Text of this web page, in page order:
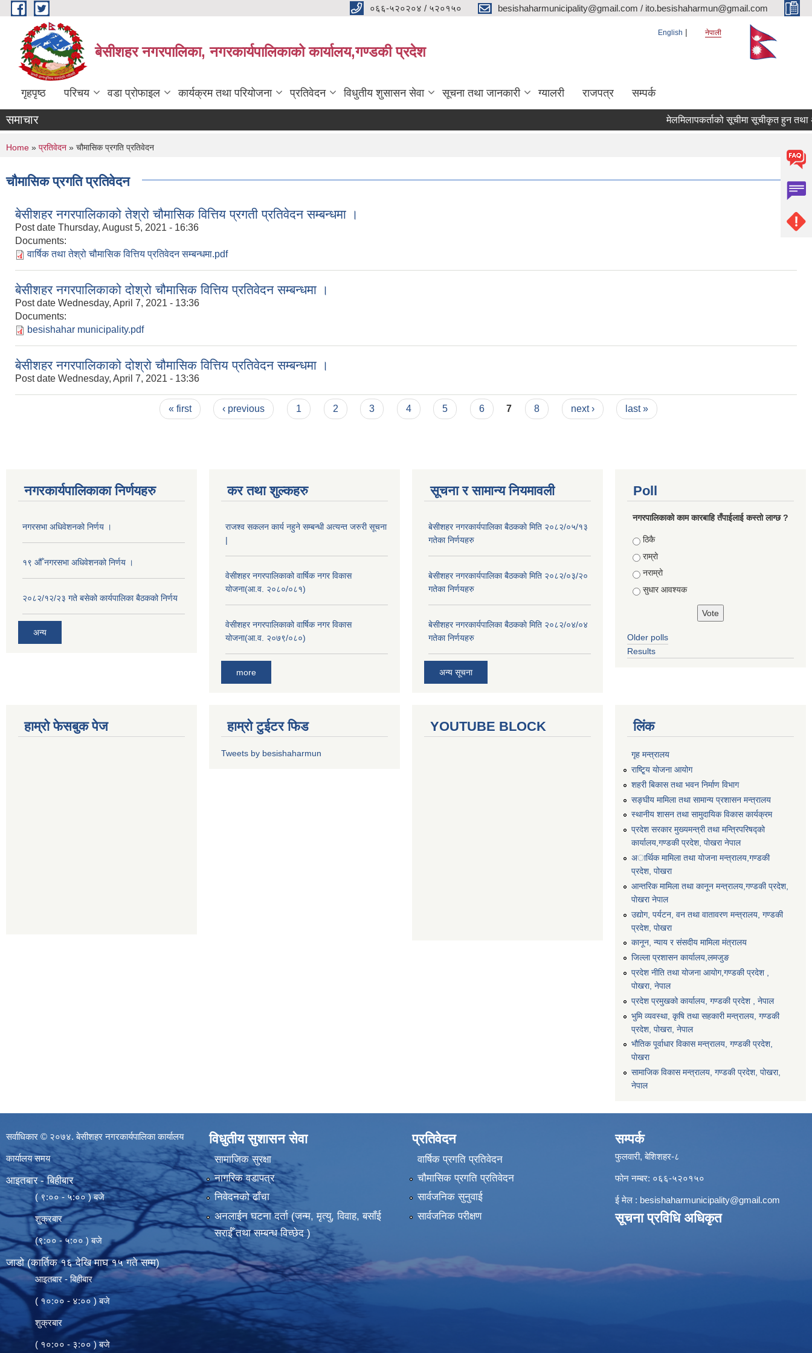
Skip to main content ०६६-५२०२०४ / ५२०१५० besishaharmunicipality@gmail.com / ito.besishaharmun@gmail.com
बेसीशहर नगरपालिका, नगरकार्यपालिकाको कार्यालय,गण्डकी प्रदेश
English नेपाली
गृहपृष्ठ परिचय वडा प्रोफाइल कार्यक्रम तथा परियोजना प्रतिवेदन विधुतीय शुसासन सेवा सूचना तथा जानकारी ग्यालरी राजपत्र सम्पर्क
समाचार मेलमिलापकर्ताको सूचीमा सूचीकृत हुन तथा
You are here
Home » प्रतिवेदन » चौमासिक प्रगति प्रतिवेदन
चौमासिक प्रगति प्रतिवेदन
बेसीशहर नगरपालिकाको तेश्रो चौमासिक वित्तिय प्रगती प्रतिवेदन सम्बन्धमा ।
Post date Thursday, August 5, 2021 - 16:36
Documents:
वार्षिक तथा तेश्रो चौमासिक वित्तिय प्रतिवेदन सम्बन्धमा.pdf
बेसीशहर नगरपालिकाको दोश्रो चौमासिक वित्तिय प्रतिवेदन सम्बन्धमा ।
Post date Wednesday, April 7, 2021 - 13:36
Documents:
besishahar municipality.pdf
बेसीशहर नगरपालिकाको दोश्रो चौमासिक वित्तिय प्रतिवेदन सम्बन्धमा ।
Post date Wednesday, April 7, 2021 - 13:36
« first ‹ previous 1 2 3 4 5 6 7 8 next › last »
नगरकार्यपालिकाका निर्णयहरु
नगरसभा अधिवेशनको निर्णय ।
१९ औँ नगरसभा अधिवेशनको निर्णय ।
२०८२/१२/२३ गते बसेको कार्यपालिका बैठकको निर्णय
अन्य
कर तथा शुल्कहरु
राजश्व सकलन कार्य नहुने सम्बन्धी अत्यन्त जरुरी सूचना
|
वेसीशहर नगरपालिकाको वार्षिक नगर विकास
योजना(आ.व. २०८०/०८१)
वेसीशहर नगरपालिकाको वार्षिक नगर विकास
योजना(आ.व. २०७९/०८०)
more
सूचना र सामान्य नियमावली
बे‍‍सीशहर नगरकार्यपालिका बैठककाे मिति २०८२/०५/१३
गतेका निर्णयहरु
बे‍‍सीशहर नगरकार्यपालिका बैठककाे मिति २०८२/०३/२०
गतेका निर्णयहरु
बे‍‍सीशहर नगरकार्यपालिका बैठककाे मिति २०८२/०४/०४
गतेका निर्णयहरु
अन्य सूचना
Poll
नगरपालिकाको काम कारबाहि तँपाईलाई कस्तो लाग्छ ?
Choices
ठिकै
राम्रो
नराम्रो
सुधार आवश्यक
Older polls
Results
हाम्रो फेसबुक पेज हाम्रो टुईटर फिड
Tweets by besishaharmun
YOUTUBE BLOCK लिंक
गृह मन्त्रालय
राष्टि्ृय योजना आयोग
शहरी बिकास तथा भवन निर्माण विभाग
सङ्घीय मामिला तथा सामान्य प्रशासन मन्त्रालय
स्थानीय शासन तथा सामुदायिक विकास कार्यक्रम
प्रदेश सरकार मुख्यमन्त्री तथा मन्त्रिपरिषद्को
कार्यालय,गण्डकी प्रदेश, पाेखरा नेपाल
अार्थिक मामिला तथा योजना मन्त्रालय,गण्डकी
प्रदेश, पोखरा
आन्तरिक मामिला तथा कानून मन्त्रालय,गण्डकी प्रदेश,
पाेखरा नेपाल
उद्योग, पर्यटन, वन तथा वातावरण मन्त्रालय, गण्डकी
प्रदेश, पोखरा
कानून, न्याय र संसदीय मामिला मंत्रालय
जिल्ला प्रशासन कार्यालय,लमजुङ
प्रदेश नीति तथा योजना आयोग,गण्डकी प्रदेश ,
पोखरा, नेपाल
प्रदेश प्रमुखको कार्यालय, गण्डकी प्रदेश , नेपाल
भुमि व्यवस्था, कृषि तथा सहकारी मन्त्रालय, गण्डकी
प्रदेश, पोखरा, नेपाल
भौतिक पूर्वाधार विकास मन्त्रालय, गण्डकी प्रदेश,
पाेखरा
सामाजिक विकास मन्त्रालय, गण्डकी प्रदेश, पोखरा,
नेपाल
सर्वाधिकार © २०७४. बेसीशहर नगरकार्यपालिका कार्यालय
कार्यालय समय
आइतबार - बिहीबार
( ९:०० - ५:०० ) बजे
शुक्रबार
(९:०० - ५:०० ) बजे
जाडो (कार्तिक १६ देखि माघ १५ गते सम्म)
आइतबार - बिहीबार
( १०:०० - ४:०० ) बजे
शुक्रबार
( १०:०० - ३:०० ) बजे
विधुतीय सुशासन सेवा
सामाजिक सुरक्षा
नागरिक वडापत्र
निवेदनको ढाँचा
अनलाईन घटना दर्ता (जन्म, मृत्यु, विवाह, बसाँई
सराईँ तथा सम्बन्ध विच्छेद )
प्रतिवेदन
वार्षिक प्रगति प्रतिवेदन
चौमासिक प्रगति प्रतिवेदन
सार्वजनिक सुनुवाई
सार्वजनिक परीक्षण
सम्पर्क
फुलवारी, बेशिशहर-८
फोन नम्बर: ०६६-५२०१५०
ई मेल : besishaharmunicipality@gmail.com
सूचना प्रविधि अधिकृत